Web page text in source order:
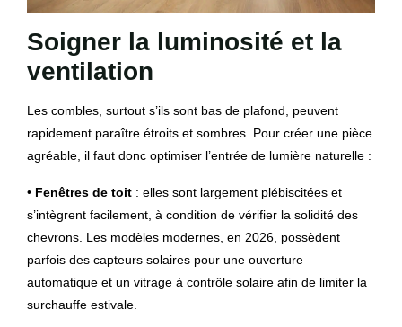
Soigner la luminosité et la
ventilation
Les combles, surtout s’ils sont bas de plafond, peuvent
rapidement paraître étroits et sombres. Pour créer une pièce
agréable, il faut donc optimiser l’entrée de lumière naturelle :
• Fenêtres de toit : elles sont largement plébiscitées et
s’intègrent facilement, à condition de vérifier la solidité des
chevrons. Les modèles modernes, en 2026, possèdent
parfois des capteurs solaires pour une ouverture
automatique et un vitrage à contrôle solaire afin de limiter la
surchauffe estivale.